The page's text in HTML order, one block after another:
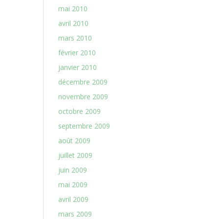
mai 2010
avril 2010
mars 2010
février 2010
janvier 2010
décembre 2009
novembre 2009
octobre 2009
septembre 2009
août 2009
juillet 2009
juin 2009
mai 2009
avril 2009
mars 2009